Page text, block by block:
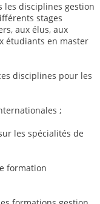
les disciplines gestion
stages
aux élus, aux
étudiants en master
disciplines pour les
;
les spécialités de
formation